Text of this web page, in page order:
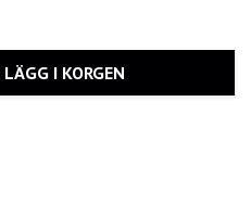
LÄGG I KORGEN